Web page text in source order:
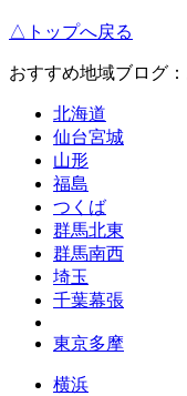
△トップへ戻る
おすすめ地域ブログ
北海道
仙台宮城
山形
福島
つくば
群馬北東
群馬南西
埼玉
千葉幕張
東京多摩
横浜